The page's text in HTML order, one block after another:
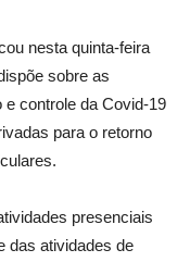
nesta quinta-feira
sobre as
controle da Covid-19
para o retorno
presenciais
das atividades de